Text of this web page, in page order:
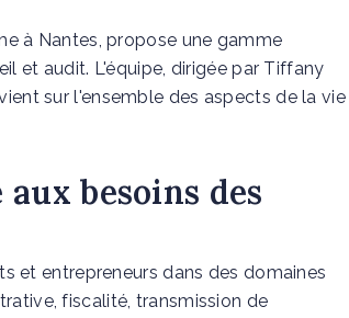
à Nantes, propose une gamme
et audit. L'équipe, dirigée par Tiffany
sur l'ensemble des aspects de la vie
besoins des
et entrepreneurs dans des domaines
fiscalité, transmission de